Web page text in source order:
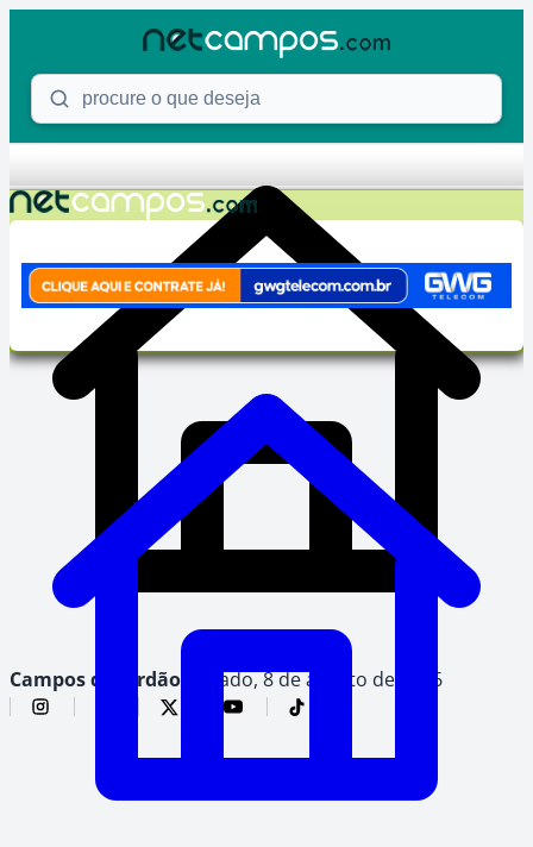
Procure o que deseja
Campos do Jordão, sábado, 8 de agosto de 2026